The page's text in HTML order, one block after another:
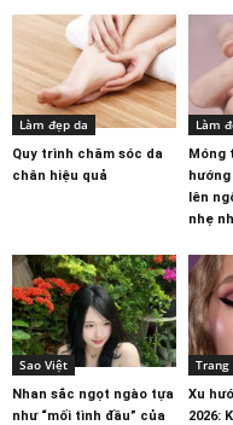
Làm đẹp da
Quy trình chăm sóc da
chân hiệu quả
Làm
Móng
lên
nhẹ
Sao Việt
Nhan sắc ngọt ngào tựa
như “mối tình đầu” của
Trang
Xu
2026: